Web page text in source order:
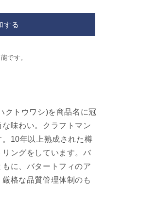
する
です。
クトウワシ)を商品名に冠
味わい。クラフトマン
10年以上熟成された樽
ングをしています。バ
に、バタートフィのア
格な品質管理体制のも